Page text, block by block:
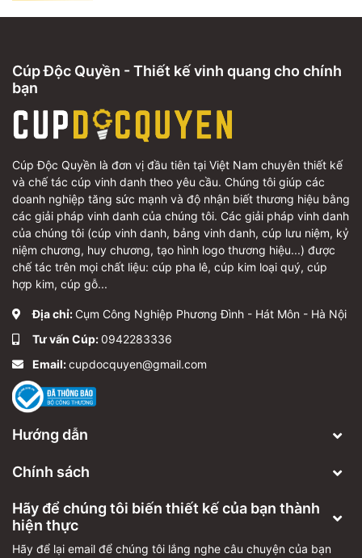
Cúp Độc Quyền - Thiết kế vinh quang cho chính
bạn
Cúp Độc Quyền là đơn vị đầu tiên tại Việt Nam chuyên thiết kế
và chế tác cúp vinh danh theo yêu cầu. Chúng tôi giúp các
doanh nghiệp tăng sức mạnh và độ nhận biết thương hiệu bằng
các giải pháp vinh danh của chúng tôi. Các giải pháp vinh danh
của chúng tôi (cúp vinh danh, bảng vinh danh, cúp lưu niệm, kỷ
niệm chương, huy chương, tạo hình logo thương hiệu...) được
chế tác trên mọi chất liệu: cúp pha lê, cúp kim loại quý, cúp
hợp kim, cúp gỗ...
Địa chỉ: Cụm Công Nghiệp Phương Đình - Hát Môn - Hà Nội
Tư vấn Cúp:0942283336
Email:cupdocquyen@gmail.com
Hướng dẫn
Chính sách
Hãy để chúng tôi biến thiết kế của bạn thành
hiện thực
Hãy để lại email để chúng tôi lắng nghe câu chuyện của bạn